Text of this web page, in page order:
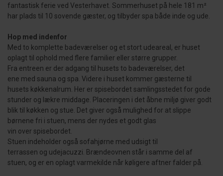
fantastisk ferie ved Vesterhavet. Sommerhuset på hele 181 m²
har plads til 10 sovende gæster, og tilbyder spa både inde og ude.
Hop med indenfor
Med to komplette badeværelser og et stort udeareal, er huset
oplagt til ophold med flere familier eller større grupper.
Fra entreen er der adgang til husets to badeværelser, det
ene med sauna og spa. Videre i huset kommer gæsterne til
husets køkkenalrum. Her er spisebordet samlingsstedet for gode
stunder og lækre middage. Placeringen i det åbne miljø giver godt
blik til køkken og stue. Det giver også mulighed for at slippe
børnene fri i stuen, mens der nydes et godt glas
vin over spisebordet.
Stuen indeholder også sofahjørne med udsigt til
terrassen og udejacuzzi. Brændeovnen står i samme del af
stuen, og er en oplagt varmekilde når køligere aftner falder på.